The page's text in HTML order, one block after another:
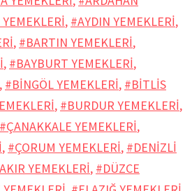
, #AYDIN YEMEKLERİ,
, #BARTIN YEMEKLERİ,
, #BAYBURT YEMEKLERİ,
, #BİNGÖL YEMEKLERİ, #BİTLİS
, #BURDUR YEMEKLERİ,
#ÇANAKKALE YEMEKLERİ,
, #ÇORUM YEMEKLERİ, #DENİZLİ
YEMEKLERİ, #DÜZCE